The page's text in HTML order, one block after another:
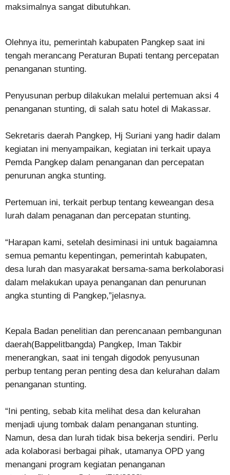
maksimalnya sangat dibutuhkan.
Olehnya itu, pemerintah kabupaten Pangkep saat ini
tengah merancang Peraturan Bupati tentang percepatan
penanganan stunting.
Penyusunan perbup dilakukan melalui pertemuan aksi 4
penanganan stunting, di salah satu hotel di Makassar.
Sekretaris daerah Pangkep, Hj Suriani yang hadir dalam
kegiatan ini menyampaikan, kegiatan ini terkait upaya
Pemda Pangkep dalam penanganan dan percepatan
penurunan angka stunting.
Pertemuan ini, terkait perbup tentang keweangan desa
lurah dalam penaganan dan percepatan stunting.
“Harapan kami, setelah desiminasi ini untuk bagaiamna
semua pemantu kepentingan, pemerintah kabupaten,
desa lurah dan masyarakat bersama-sama berkolaborasi
dalam melakukan upaya penanganan dan penurunan
angka stunting di Pangkep,”jelasnya.
Kepala Badan penelitian dan perencanaan pembangunan
daerah(Bappelitbangda) Pangkep, Iman Takbir
menerangkan, saat ini tengah digodok penyusunan
perbup tentang peran penting desa dan kelurahan dalam
penanganan stunting.
“Ini penting, sebab kita melihat desa dan kelurahan
menjadi ujung tombak dalam penanganan stunting.
Namun, desa dan lurah tidak bisa bekerja sendiri. Perlu
ada kolaborasi berbagai pihak, utamanya OPD yang
menangani program kegiatan penanganan